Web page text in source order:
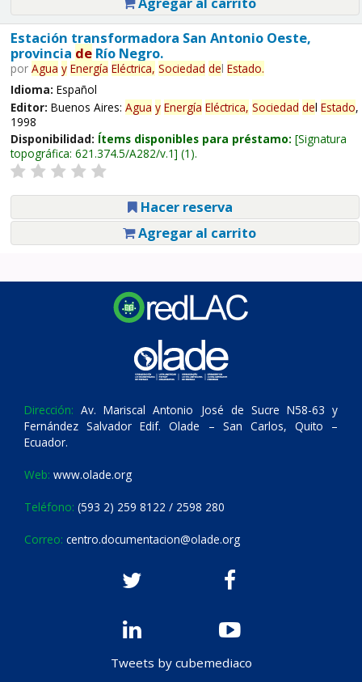
Estación transformadora San Antonio Oeste,
provincia deRío Negro.
por Agua y Energía Eléctrica, Sociedad del Estado.
Idioma: Español
Editor: Buenos Aires: Agua y Energía Eléctrica, Sociedad del Estado,
1998
Disponibilidad: Ítems disponibles para préstamo: Signatura
topográfica: 621.374.5/A282/v.1 (1).
Hacer reserva
Agregar al carrito
Dirección: Av. Mariscal Antonio José de Sucre N58-63 y
Fernández Salvador Edif. Olade – San Carlos, Quito –
Ecuador.
Web: www.olade.org
Teléfono: (593 2) 259 8122 / 2598 280
Correo: centro.documentacion@olade.org
Tweets by cubemediaco